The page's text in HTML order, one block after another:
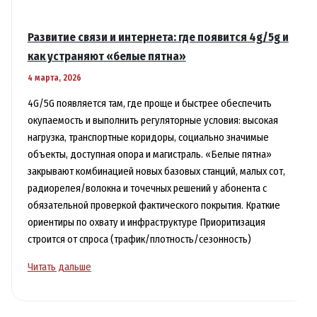
Развитие связи и интернета: где появится 4g/5g и
как устраняют «белые пятна»
4 марта, 2026
4G/5G появляется там, где проще и быстрее обеспечить
окупаемость и выполнить регуляторные условия: высокая
нагрузка, транспортные коридоры, социально значимые
объекты, доступная опора и магистраль. «Белые пятна»
закрывают комбинацией новых базовых станций, малых сот,
радиорелея/волокна и точечных решений у абонента с
обязательной проверкой фактического покрытия. Краткие
ориентиры по охвату и инфраструктуре Приоритизация
строится от спроса (трафик/плотность/сезонность)
Развитие
Читать дальше